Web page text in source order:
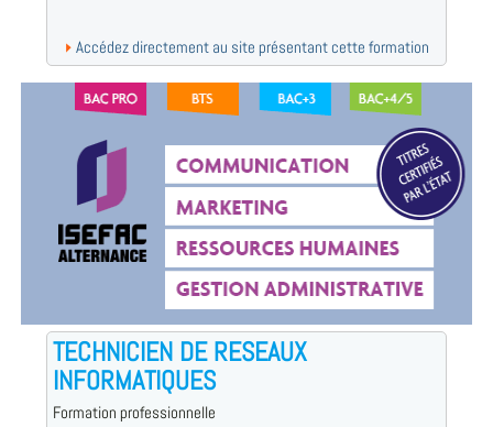
Accédez directement au site présentant cette formation
TECHNICIEN DE RESEAUX
INFORMATIQUES
Formation professionnelle